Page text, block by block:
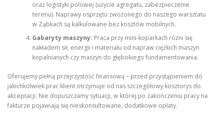
oraz logistyki polowej (użycie agregatu, zabezpieczenie
terenu). Naprawy osprzętu zwożonego do naszego warsztatu
w Ząbkach są kalkulowane bez kosztów mobilnych.
Gabaryty maszyny: Praca przy mini-koparkach różni się
nakładem sił, energii i materiału od napraw ciężkich maszyn
kopalnianych czy maszyn do głębokiego fundamentowania.
Oferujemy pełną przejrzystość finansową – przed przystąpieniem do
jakichkolwiek prac klient otrzymuje od nas szczegółowy kosztorys do
akceptacji. Nie dopuszczamy sytuacji, w której po zakończeniu pracy na
fakturze pojawiają się nieskonsultowane, dodatkowe opłaty.